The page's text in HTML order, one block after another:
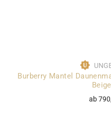
Burberry Mantel
ab